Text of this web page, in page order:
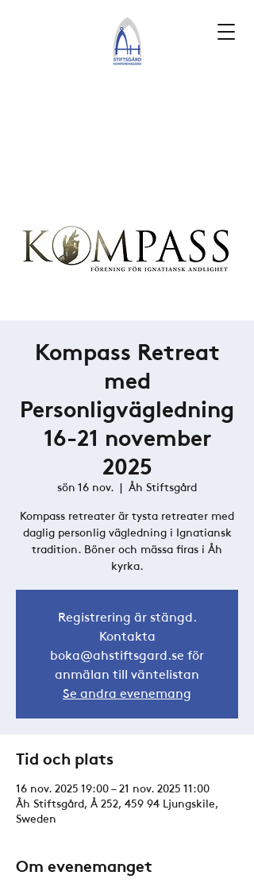
Kompass Retreat
med
Personligvägledning
16-21 november
2025
sön 16 nov.
  |
Åh Stiftsgård
Kompass retreater är tysta retreater med
daglig personlig vägledning i Ignatiansk
tradition. Böner och mässa firas i Åh
kyrka.
Registrering är stängd.
Kontakta
boka@ahstiftsgard.se för
anmälan till väntelistan
Se andra evenemang
Tid och plats
16 nov. 2025 19:00 – 21 nov. 2025 11:00
Åh Stiftsgård, Å 252, 459 94 Ljungskile,
Sweden
Om evenemanget